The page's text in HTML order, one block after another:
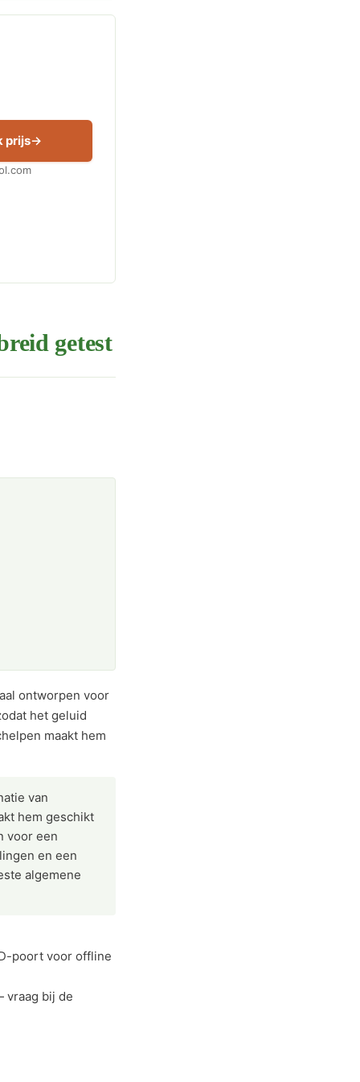
prijs
getest
ontworpen voor
het geluid
maakt hem
van
hem geschikt
voor een
en een
algemene
poort voor offline
vraag bij de